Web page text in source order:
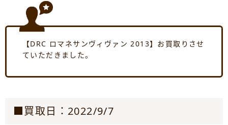
【DRC ロマネサンヴィヴァン 2013】お買取りさせ
ていただきました。
■買取日：2022/9/7